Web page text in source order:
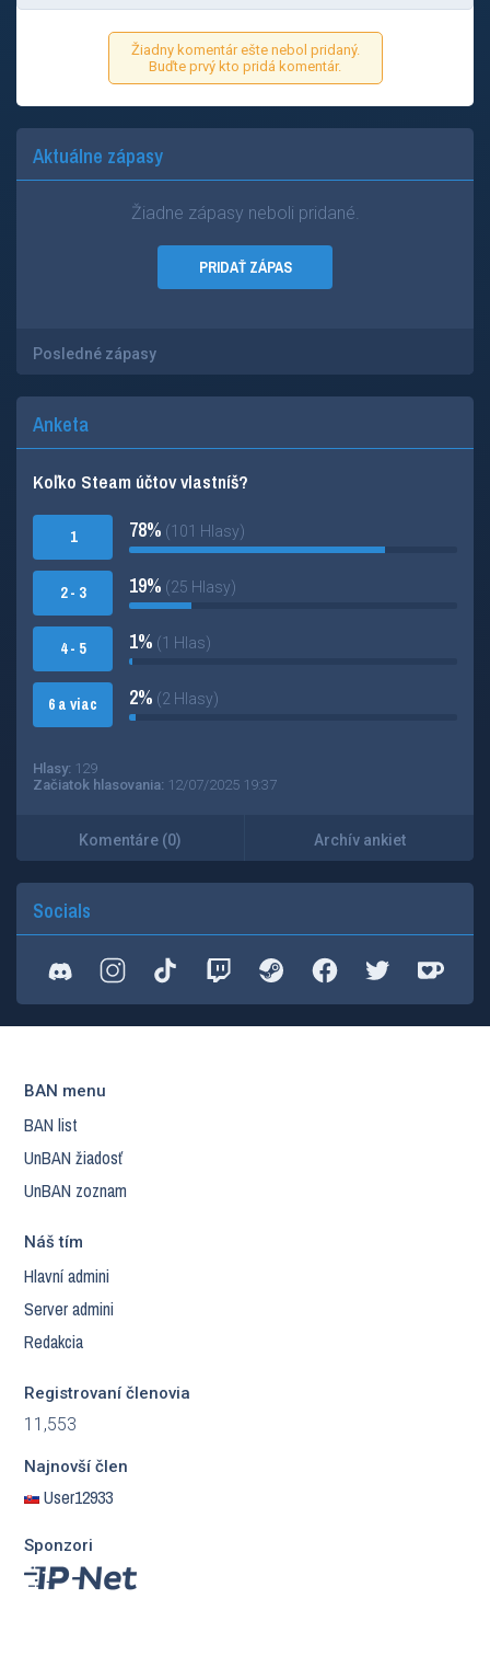
Žiadny komentár ešte nebol pridaný.
Buďte prvý kto pridá komentár.
Aktuálne zápasy
Žiadne zápasy neboli pridané.
PRIDAŤ ZÁPAS
Posledné zápasy
Anketa
Koľko Steam účtov vlastníš?
1
2 - 3
4 - 5
6 a viac
78% (101 Hlasy)
19% (25 Hlasy)
1% (1 Hlas)
2% (2 Hlasy)
Hlasy: 129
Začiatok hlasovania: 12/07/2025 19:37
Komentáre (0) Archív ankiet
Socials
BAN menu
BAN list
UnBAN žiadosť
UnBAN zoznam
Náš tím
Hlavní admini
Server admini
Redakcia
Registrovaní členovia
11,553
Najnovší člen
User12933
Sponzori